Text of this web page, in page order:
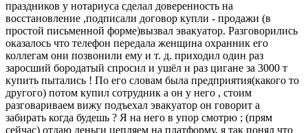
праздников у нотариуса сделал доверенность на
восстановление ,подписали договор купли - продажи (в
простой письменной форме)вызвал эвакуатор. Разговорились
оказалось что телефон передала женщина охранник его
коллегам они позвонили ему и т. д. приходил один раз
заросший бородатый спросил и ушёл и раз цигане за 3000 т
купить пытались ! По его словам была предприятия(какого то
другого) потом купил сотрудник а он у него , стоим
разговариваем вижу подъехал эвакуатор он говорит а
забирать когда будешь ? Я на него в упор смотрю ; (прям
сейчас) отдаю деньги цепляем на платформу, я так понял что